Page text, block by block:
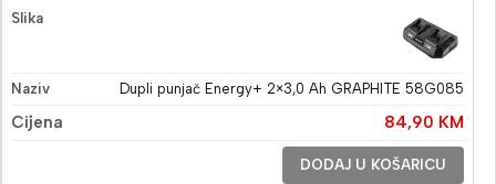
Dupli punjač Energy+ 2×3,0 Ah GRAPHITE 58G085
84,90 KM
DODAJ U KOŠARICU